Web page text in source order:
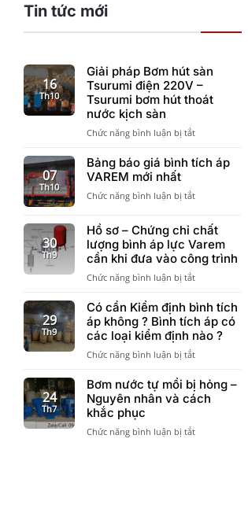
Tin tức mới
16
Th10
Giải pháp Bơm hút sàn
Tsurumi điện 220V –
Tsurumi bơm hút thoát
nước kịch sàn
Chức năng bình luận bị tắtở
pháp
Bơm
sàn
điện
220V
–
Tsurumi
bơm
thoát
nước
kịch
07
Th10
Bảng báo giá bình tích áp
VAREM mới nhất
Chức năng bình luận bị tắtở
giá
bình
tích
áp
mới
nhất
30
Th9
Hồ sơ – Chứng chỉ chất
lượng bình áp lực Varem
cần khi đưa vào công trình
Chức năng bình luận bị tắtở
sơ
–
Chứng
chỉ
chất
bình
áp
cần
29
Th9
Có cần Kiểm định bình tích
áp không ? Bình tích áp có
các loại kiểm định nào ?
Chức năng bình luận bị tắtở
cần
Kiểm
định
tích
24
Th7
Bơm nước tự mồi bị hỏng –
Nguyên nhân và cách
khắc phục
Chức năng bình luận bị tắtở